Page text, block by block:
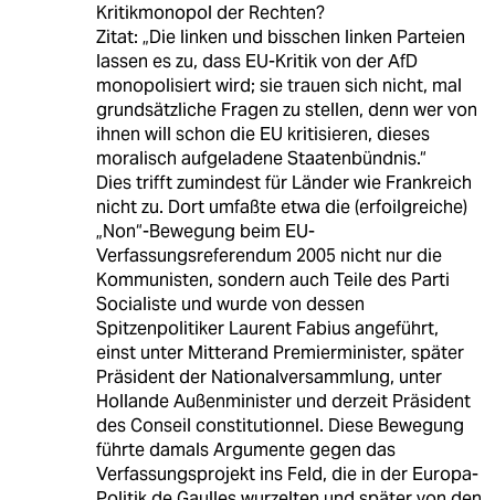
Kritikmonopol der Rechten?
Zitat: „Die linken und bisschen linken Parteien
lassen es zu, dass EU-Kritik von der AfD
monopolisiert wird; sie trauen sich nicht, mal
grundsätzliche Fragen zu stellen, denn wer von
ihnen will schon die EU kritisieren, dieses
moralisch aufgeladene Staatenbündnis.“
Dies trifft zumindest für Länder wie Frankreich
nicht zu. Dort umfaßte etwa die (erfoilgreiche)
„Non“-Bewegung beim EU-
Verfassungsreferendum 2005 nicht nur die
Kommunisten, sondern auch Teile des Parti
Socialiste und wurde von dessen
Spitzenpolitiker Laurent Fabius angeführt,
einst unter Mitterand Premierminister, später
Präsident der Nationalversammlung, unter
Hollande Außenminister und derzeit Präsident
des Conseil constitutionnel. Diese Bewegung
führte damals Argumente gegen das
Verfassungsprojekt ins Feld, die in der Europa-